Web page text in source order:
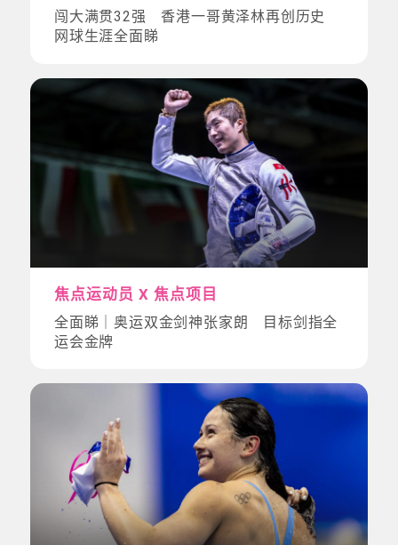
闯大满贯32强 香港一哥黄泽林再创历史
网球生涯全面睇
焦点运动员 X 焦点项目
全面睇｜奥运双金剑神张家朗 目标剑指全
运会金牌